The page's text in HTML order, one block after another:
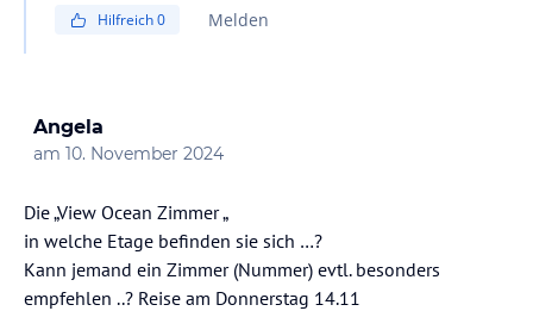
Hilfreich0 Melden
Angela
am 10. November 2024
Die „View Ocean Zimmer „
in welche Etage befinden sie sich …?
Kann jemand ein Zimmer (Nummer) evtl. besonders
empfehlen ..? Reise am Donnerstag 14.11